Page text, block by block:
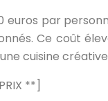
par
Ce coût
cuisine
**]